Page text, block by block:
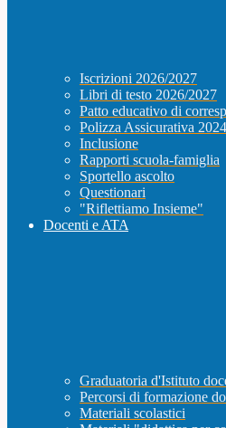
Iscrizioni 2026/2027
Libri di testo 2026/2027
Patto educativo di
Polizza Assicurativa
Inclusione
Rapporti scuola-famiglia
Sportello ascolto
Questionari
"Riflettiamo Insieme"
Docenti e ATA
Graduatoria d'Istituto
Percorsi di formazione
Materiali scolastici